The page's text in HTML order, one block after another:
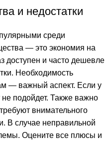
и недостатки
среди
— это экономия на
доступен и часто дешевле
Необходимость
— важный аспект. Если у
не подойдет. Также важно
внимательного
В случае неправильной
Оцените все плюсы и